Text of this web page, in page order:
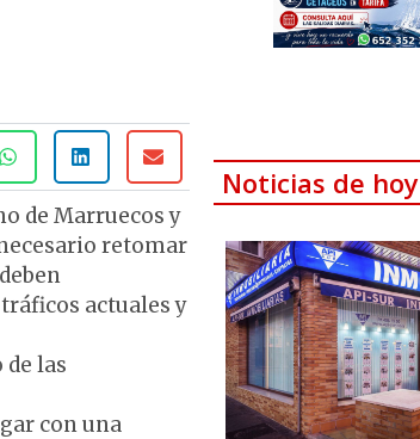
de Marruecos y
retomar
actuales y
las
con una
Noticias de hoy